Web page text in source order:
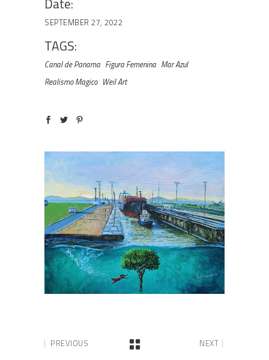
SEPTEMBER 27, 2022
TAGS:
Canal de Panama Figura Femenina Mar Azul
Realismo Magico Weil Art
PREVIOUS NEXT